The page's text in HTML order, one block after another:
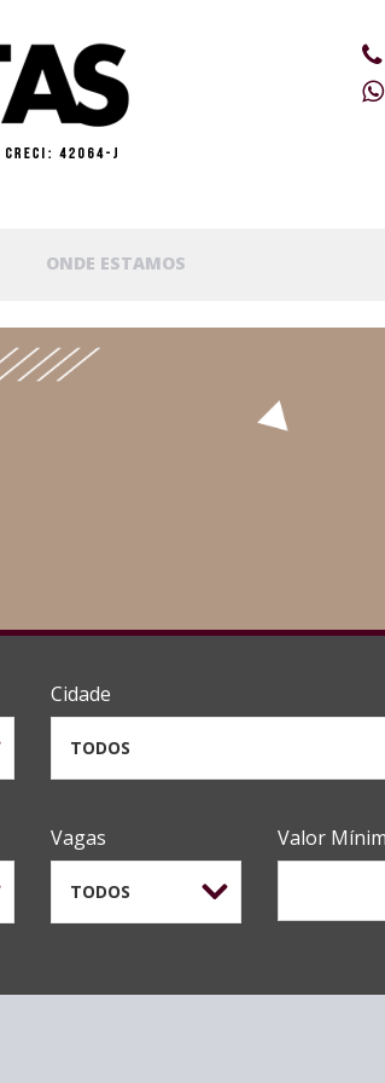
ONDE ESTAMOS
Cidade
TODOS
Vagas
TODOS
Valor